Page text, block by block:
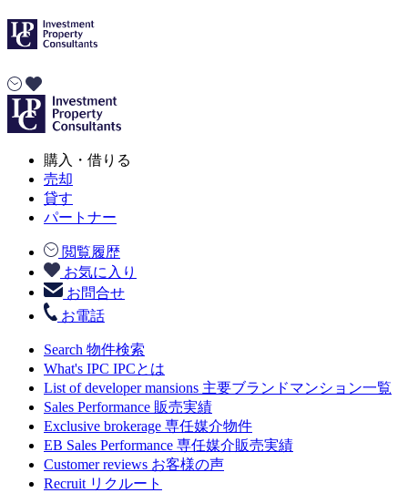
購入・借りる
売却
貸す
パートナー
閲覧履歴
お気に入り
お問合せ
お電話
Search 物件検索
What's IPC IPCとは
List of developer mansions 主要ブランドマンション一覧
Sales Performance 販売実績
Exclusive brokerage 専任媒介物件
EB Sales Performance 専任媒介販売実績
Customer reviews お客様の声
Recruit リクルート